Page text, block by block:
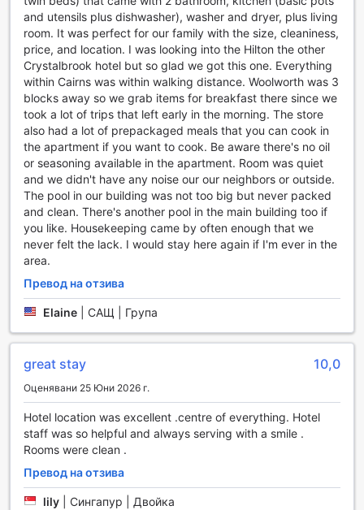
на природата, градината на хотела предоставя
прекрасно място за разходки и медитация сред
зеленина, създавайки идеална атмосфера за
спокойствие и хармония.
Спортни съоръжения в Crystalbrook Bailey
Crystalbrook Bailey в Кeрнс предлага изключителни
спортни съоръжения, които ще задоволят нуждите на
всеки любител на активния начин на живот. Вътрешният
басейн е идеалното място за релаксация или
интензивна тренировка, независимо от времето навън.
Със своите просторни и светли помещения, басейнът
предлага уютна атмосфера, в която можете да плувате
или просто да се насладите на спокойствието на
водата.
часа в денонощието и е напълно безплатен за гостите,
което означава, че можете да тренирате по всяко
време, което ви е удобно. Съоръженията включват
модерни уреди за тренировки, които ще ви помогнат да
кардио, силови тренировки или групови занимания. За
любителите на слънцето, откритият басейн предлага
перфектната възможност за освежаване след
тренировка или просто за релаксация в топлите
австралийски дни. Crystalbrook Bailey ви предоставя
всичко необходимо за активна и здравословна
почивка.
Удобства в Crystalbrook Bailey: Вашият комфорт е наш
and utensils plus dishwasher), washer and dryer, plus living
room. It was perfect for our family with the size, cleaniness,
price, and location. I was looking into the Hilton the other
Crystalbrook hotel but so glad we got this one. Everything
within Cairns was within walking distance. Woolworth was 3
blocks away so we grab items for breakfast there since we
took a lot of trips that left early in the morning. The store
also had a lot of prepackaged meals that you can cook in
the apartment if you want to cook. Be aware there's no oil
or seasoning available in the apartment. Room was quiet
and we didn't have any noise our our neighbors or outside.
The pool in our building was not too big but never packed
and clean. There's another pool in the main building too if
you like. Housekeeping came by often enough that we
never felt the lack. I would stay here again if I'm ever in the
area.
Превод на отзива
Elaine САЩ | Група
great stay 10,0
Оценявани 25 Юни 2026 г.
Hotel location was excellent .centre of everything. Hotel
staff was so helpful and always serving with a smile .
Rooms were clean .
Превод на отзива
lily Сингапур | Двойка